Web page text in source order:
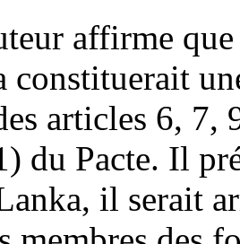
affirme
constituerait
articles 6, 7,
du Pacte. Il
il serait